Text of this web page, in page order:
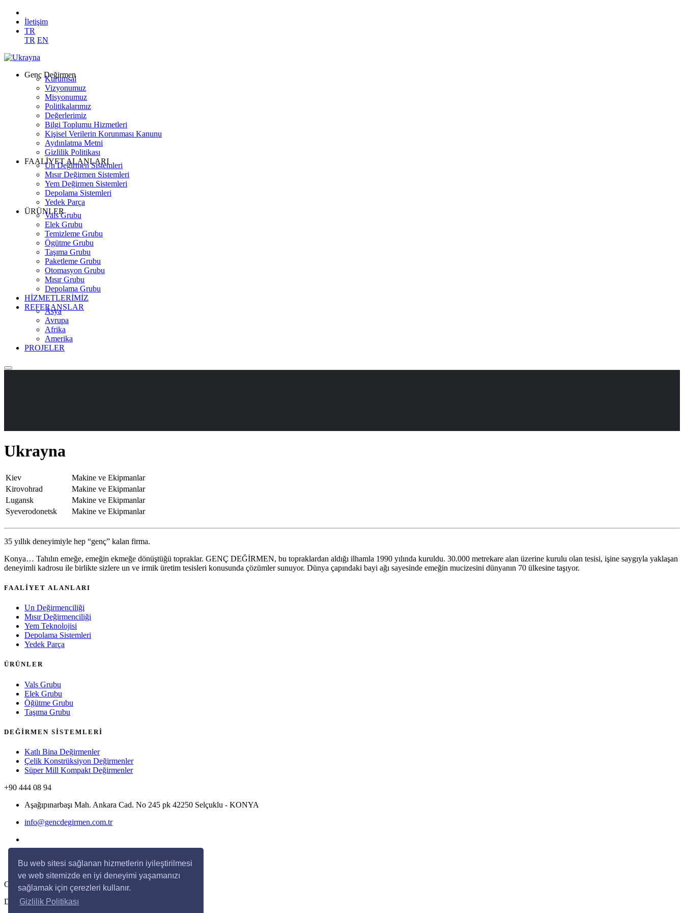
Bu web sitesi sağlanan hizmetlerin iyileştirilmesi
ve web sitemizde en iyi deneyimi yaşamanızı
sağlamak için çerezleri kullanır.
Gizlilik Politikası
İletişim
TR
TR EN
Genç Değirmen
Kurumsal
Vizyonumuz
Misyonumuz
Politikalarımız
Değerlerimiz
Bilgi Toplumu Hizmetleri
Kişisel Verilerin Korunması Kanunu
Aydınlatma Metni
Gizlilik Politikası
FAALİYET ALANLARI
Un Değirmen Sistemleri
Mısır Değirmen Sistemleri
Yem Değirmen Sistemleri
Depolama Sistemleri
Yedek Parça
ÜRÜNLER
Vals Grubu
Elek Grubu
Temizleme Grubu
Ögütme Grubu
Taşıma Grubu
Paketleme Grubu
Otomasyon Grubu
Mısır Grubu
Depolama Grubu
HİZMETLERİMİZ
REFERANSLAR
Asya
Avrupa
Afrika
Amerika
PROJELER
Ukrayna
Kiev
Makine ve Ekipmanlar
Kirovohrad
Makine ve Ekipmanlar
Lugansk
Makine ve Ekipmanlar
Syeverodonetsk
Makine ve Ekipmanlar
35 yıllık deneyimiyle hep “genç” kalan firma.
Konya… Tahılın emeğe, emeğin ekmeğe dönüştüğü topraklar. GENÇ DEĞİRMEN, bu topraklardan aldığı ilhamla 1990 yılında kuruldu. 30.000 metrekare alan üzerine kurulu olan tesisi, işine saygıyla yaklaşan
deneyimli kadrosu ile birlikte sizlere un ve irmik üretim tesisleri konusunda çözümler sunuyor. Dünya çapındaki bayi ağı sayesinde emeğin mucizesini dünyanın 70 ülkesine taşıyor.
FAALİYET ALANLARI
Un Değirmenciliği
Mısır Değirmenciliği
Yem Teknolojisi
Depolama Sistemleri
Yedek Parça
ÜRÜNLER
Vals Grubu
Elek Grubu
Öğütme Grubu
Taşıma Grubu
DEĞİRMEN SİSTEMLERİ
Katlı Bina Değirmenler
Çelik Konstrüksiyon Değirmenler
Süper Mill Kompakt Değirmenler
+90 444 08 94
Aşağıpınarbaşı Mah. Ankara Cad. No 245 pk 42250 Selçuklu - KONYA
info@gencdegirmen.com.tr
Copyright © 2020 Genç Değirmen Tüm hakları saklıdır.
Desing with byDivaynTasarım